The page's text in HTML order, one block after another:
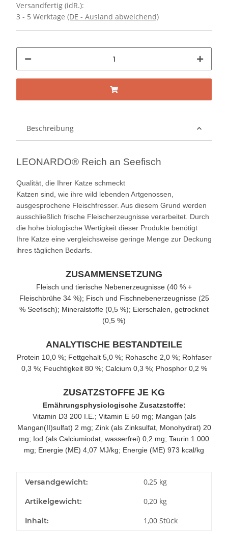
Versandfertig (idR.):
3 - 5 Werktage (DE - Ausland abweichend)
Beschreibung
LEONARDO® Reich an Seefisch
Qualität, die Ihrer Katze schmeckt
Katzen sind, wie ihre wild lebenden Artgenossen,
ausgesprochene Fleischfresser. Aus diesem Grund werden
ausschließlich frische Fleischerzeugnisse verarbeitet. Durch
die hohe biologische Wertigkeit dieser Produkte benötigt
Ihre Katze eine vergleichsweise geringe Menge zur Deckung
ihres täglichen Bedarfs.
ZUSAMMENSETZUNG
Fleisch und tierische Nebenerzeugnisse (40 % +
Fleischbrühe 34 %); Fisch und Fischnebenerzeugnisse (25
% Seefisch); Mineralstoffe (0,5 %); Eierschalen, getrocknet
(0,5 %)
ANALYTISCHE BESTANDTEILE
Protein 10,0 %; Fettgehalt 5,0 %; Rohasche 2,0 %; Rohfaser
0,3 %; Feuchtigkeit 80 %; Calcium 0,3 %; Phosphor 0,2 %
ZUSATZSTOFFE JE KG
Ernährungsphysiologische Zusatzstoffe:
Vitamin D3 200 I.E.; Vitamin E 50 mg; Mangan (als
Mangan(II)sulfat) 2 mg; Zink (als Zinksulfat, Monohydrat) 20
mg; Iod (als Calciumiodat, wasserfrei) 0,2 mg; Taurin 1.000
mg; Energie (ME) 4,07 MJ/kg; Energie (ME) 973 kcal/kg
Versandgewicht: 0,25 kg
Artikelgewicht: 0,20 kg
Inhalt: 1,00 Stück